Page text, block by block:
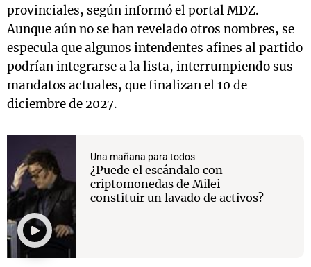
provinciales, según informó el portal MDZ.
Aunque aún no se han revelado otros nombres, se
especula que algunos intendentes afines al partido
podrían integrarse a la lista, interrumpiendo sus
mandatos actuales, que finalizan el 10 de
diciembre de 2027.
Una mañana para todos
¿Puede el escándalo con
criptomonedas de Milei
constituir un lavado de activos?